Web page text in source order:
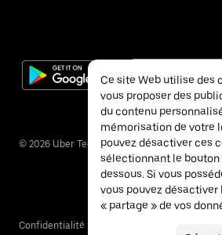
© 2026 Uber Technologies Inc.
Confidentialité
Ce site Web utilise des
vous proposer des
du contenu
mémorisation de votre
pouvez désactiver ces
sélectionnant le bouton
dessous. Si vous
vous pouvez désactiver
« partage » de vos